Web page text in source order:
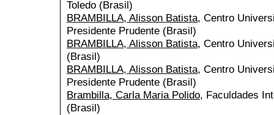
Toledo (Brasil)
BRAMBILLA, Alisson Batista, Centro
Presidente Prudente (Brasil)
BRAMBILLA, Alisson Batista, Centro
(Brasil)
BRAMBILLA, Alisson Batista, Centro
Presidente Prudente (Brasil)
Brambilla, Carla Maria Polido, Faculdades
(Brasil)